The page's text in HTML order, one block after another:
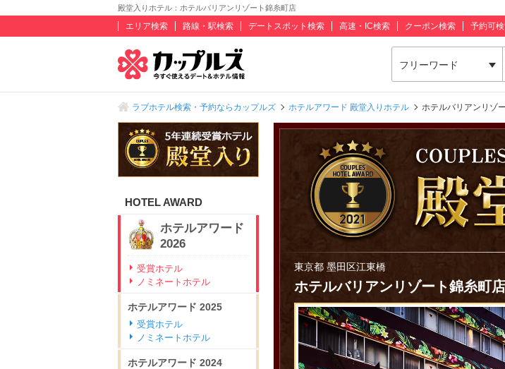
殿堂入りホテル：ホテルバリアンリゾート錦糸町店
エリア検索 路線・駅検索 デートスポット検索 高速・IC検索 クーポン検索 予約可
フリーワード
ラブホテル検索・予約ならカップルズ ホテルアワード 殿堂入りホテル ホテルバリアンリゾ
東京都 墨田区江東橋
ホテルバリアンリゾート錦糸町店
HOTEL AWARD
ホテルアワード
2026
受賞ホテル
ノミネートホテル
ホテルアワード 2025
受賞ホテル
ノミネートホテル
ホテルアワード 2024